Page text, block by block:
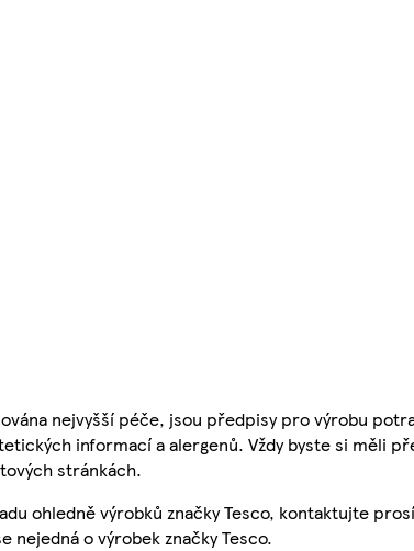
nejvyšší péče, jsou předpisy pro výrobu
informací a alergenů. Vždy byste si měli
stránkách.
ohledně výrobků značky Tesco, kontaktujte
nejedná o výrobek značky Tesco.